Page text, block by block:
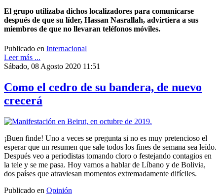
El grupo utilizaba dichos localizadores para comunicarse
después de que su líder, Hassan Nasrallah, advirtiera a sus
miembros de que no llevaran teléfonos móviles.
Publicado en Internacional
Leer más ...
Sábado, 08 Agosto 2020 11:51
Como el cedro de su bandera, de nuevo
crecerá
¡Buen finde! Uno a veces se pregunta si no es muy pretencioso el
esperar que un resumen que sale todos los fines de semana sea leído.
Después veo a periodistas tomando cloro o festejando contagios en
la tele y se me pasa. Hoy vamos a hablar de Líbano y de Bolivia,
dos países que atraviesan momentos extremadamente difíciles.
Publicado en Opinión